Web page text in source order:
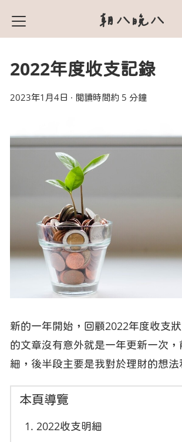
朝八晚八
2022年度收支記錄
2023年1月4日 · 閱讀時間約 5 分鐘
新的一年開始，回顧2022年度收支
的文章沒有意外就是一年更新一次
細，後半段主要是我對於理財的想法
本頁導覽
2022收支明細